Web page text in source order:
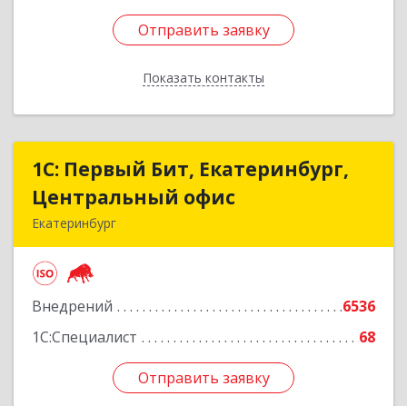
Отправить заявку
Показать контакты
Отправить заявку
Назад
1С: Первый Бит, Екатеринбург,
Центральный офис
Екатеринбург
Внедрений
6536
1С:Специалист
68
Отправить заявку
1С: Первый Бит, Екатеринбург,
Центральный офис
Екатеринбург г, Малышева ул, строение 29,
Подробнее
Отправить заявку